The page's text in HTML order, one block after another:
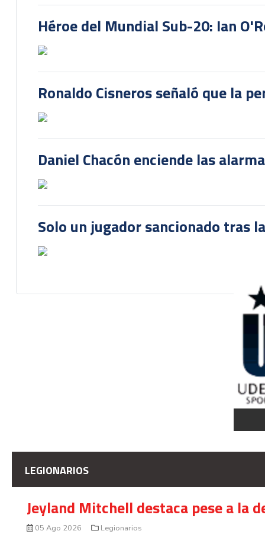
Héroe del Mundial Sub-20: Ian
Ronaldo Cisneros señaló que la
Daniel Chacón enciende las
Solo un jugador sancionado tras
LEGIONARIOS
Jeyland Mitchell destaca pese a la
05 Ago 2026 Legionarios